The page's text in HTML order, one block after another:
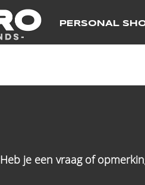
PERSONAL
Heb je een vraag of